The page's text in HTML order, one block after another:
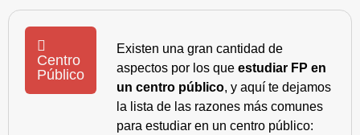
Centro
Público
Existen una gran cantidad de
aspectos por los que estudiar FP en
un centro público, y aquí te dejamos
la lista de las razones más comunes
para estudiar en un centro público: